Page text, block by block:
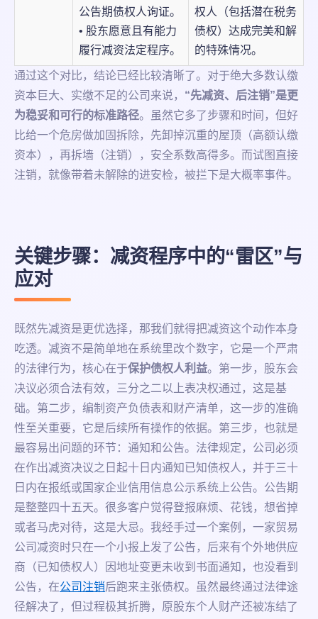
公告期债权人询证。
• 股东愿意且有能力
履行减资法定程序。
权人（包括潜在税务
债权）达成完美和解
的特殊情况。
通过这个对比，结论已经比较清晰了。对于绝大多数认缴
资本巨大、实缴不足的公司来说， “先减资、后注销”是更
为稳妥和可行的标准路径。虽然它多了步骤和时间，但好
比给一个危房做加固拆除，先卸掉沉重的屋顶（高额认缴
资本），再拆墙（注销），安全系数高得多。而试图直接
注销，就像带着未解除的进安检，被拦下是大概率事件。
关键步骤：减资程序中的“雷区”与
应对
既然先减资是更优选择，那我们就得把减资这个动作本身
吃透。减资不是简单地在系统里改个数字，它是一个严肃
的法律行为，核心在于保护债权人利益。第一步，股东会
决议必须合法有效，三分之二以上表决权通过，这是基
础。第二步，编制资产负债表和财产清单，这一步的准确
性至关重要，它是后续所有操作的依据。第三步，也就是
最容易出问题的环节：通知和公告。法律规定，公司必须
在作出减资决议之日起十日内通知已知债权人，并于三十
日内在报纸或国家企业信用信息公示系统上公告。公告期
是整整四十五天。很多客户觉得登报麻烦、花钱，想省掉
或者马虎对待，这是大忌。我经手过一个案例，一家贸易
公司减资时只在一个小报上发了公告，后来有个外地供应
商（已知债权人）因地址变更未收到书面通知，也没看到
公告，在公司注销后跑来主张债权。虽然最终通过法律途
径解决了，但过程极其折腾，原股东个人财产还被冻结了